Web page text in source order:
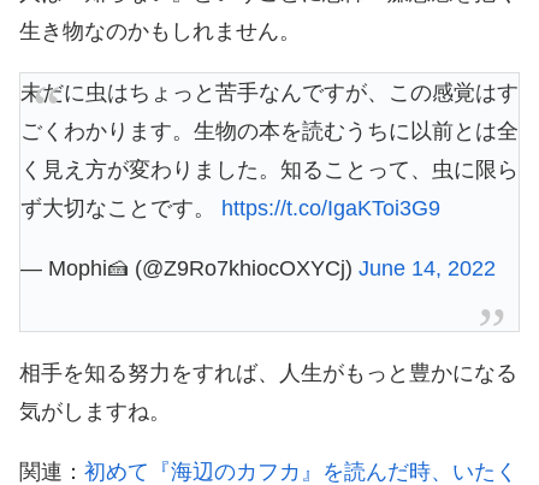
生き物なのかもしれません。
未だに虫はちょっと苦手なんですが、この感覚はす
ごくわかります。生物の本を読むうちに以前とは全
く見え方が変わりました。知ることって、虫に限ら
ず大切なことです。 https://t.co/IgaKToi3G9
— Mophi🍰 (@Z9Ro7khiocOXYCj) June 14, 2022
相手を知る努力をすれば、人生がもっと豊かになる
気がしますね。
関連： 初めて『海辺のカフカ』を読んだ時、いたく